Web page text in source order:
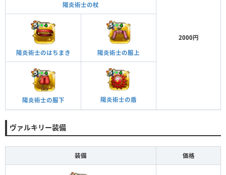
陽炎術士の杖
2000円
陽炎術士のはちまき 陽炎術士の服上
陽炎術士の服下 陽炎術士の盾
ヴァルキリー装備
装備 価格